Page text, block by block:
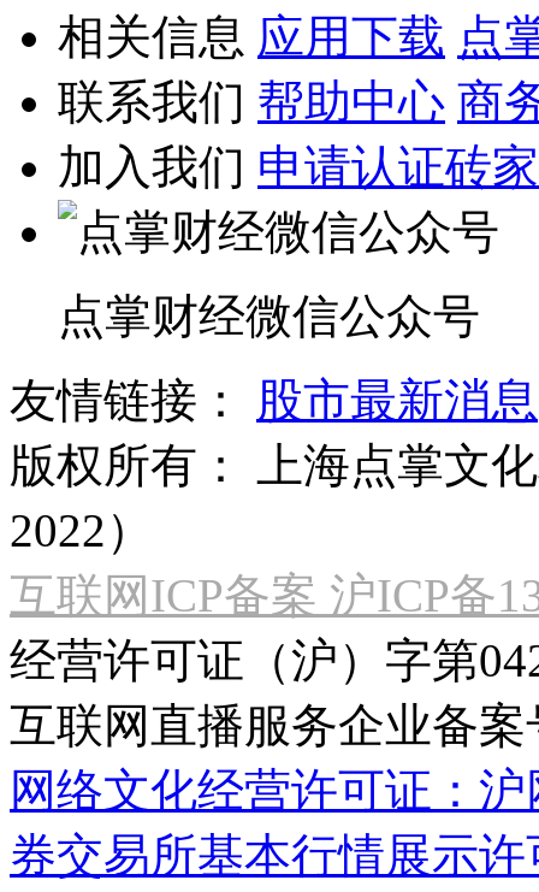
相关信息 应用下载 点
联系我们 帮助中心 商
加入我们 申请认证砖家
点掌财经微信公众号
友情链接：
股市最新消息
版权所有：
上海点掌文
2022）
互联网ICP备案 沪ICP备
经营许可证（沪）字第
互联网直播服务企业备案
网络文化经营许可证：
券交易所基本行情展示许